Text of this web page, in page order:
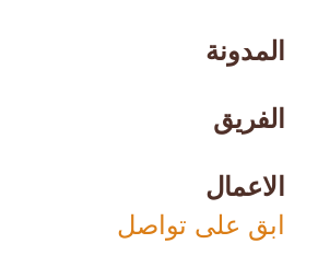
المدونة
الفريق
الاعمال
ابق على تواصل